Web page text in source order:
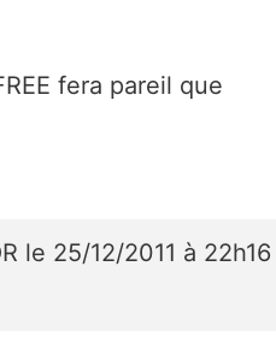
fera pareil que
le 25/12/2011 à 22h16